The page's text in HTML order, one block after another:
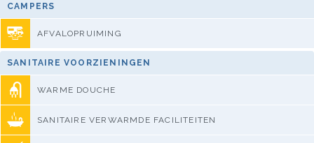
CAMPERS
AFVALOPRUIMING
SANITAIRE VOORZIENINGEN
WARME DOUCHE
SANITAIRE VERWARMDE FACILITEITEN